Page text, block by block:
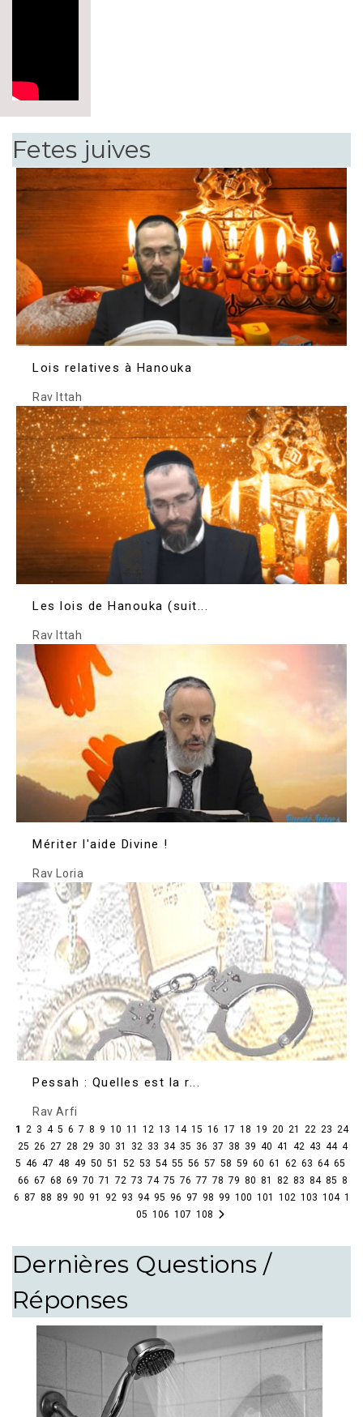
Fetes juives
Lois relatives à Hanouka
Rav Ittah
Les lois de Hanouka (suit...
Rav Ittah
Mériter l'aide Divine !
Rav Loria
Pessah : Quelles est la r...
Rav Arfi
1 2 3 4 5 6 7 8 9 10 11 12 13 14 15 16 17 18 19 20 21 22 23 24
25 26 27 28 29 30 31 32 33 34 35 36 37 38 39 40 41 42 43 44 4
5 46 47 48 49 50 51 52 53 54 55 56 57 58 59 60 61 62 63 64 65
66 67 68 69 70 71 72 73 74 75 76 77 78 79 80 81 82 83 84 85 8
6 87 88 89 90 91 92 93 94 95 96 97 98 99 100 101 102 103 104 1
05 106 107 108
Dernières Questions /
Réponses